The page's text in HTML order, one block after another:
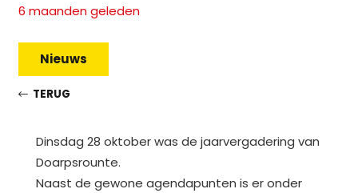
6 maanden geleden
Nieuws
TERUG
Dinsdag 28 oktober was de jaarvergadering van
Doarpsrounte.
Naast de gewone agendapunten is er onder